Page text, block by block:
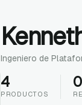
Ingeniero de
4
PRODUCTOS
0